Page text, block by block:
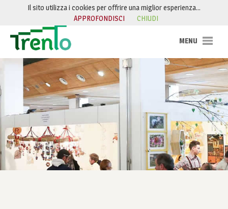
Salta al contenuto
Il sito utilizza i cookies per offrire una miglior esperienza…
APPROFONDISCI
CHIUDI